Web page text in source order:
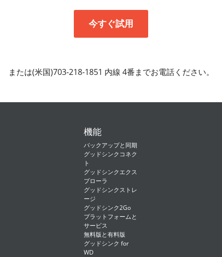
または(米国)703-218-1851 内線 4番までお電話ください。
機能
バックアップと同期
グッドシンクコネク
ト
グッドシンクエクス
プローラ
グッドシンクストレ
ージ
グッドシンク2Go
プラットフォームと
サービス
無料版と有料版
グッドシンク for
WD